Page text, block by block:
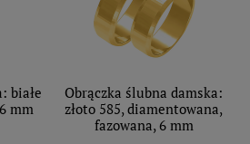
białe
mm
Obrączka ślubna damska:
złoto 585, diamentowana,
fazowana, 6 mm